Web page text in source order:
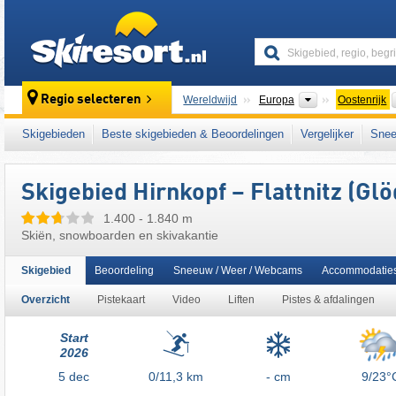
Regio selecteren Wereldwijd Europa Continenten
Oostenrijk
Dit skigebied ligt ook in: Sankt Veit an der
centrale deel van de oostelijke Alpen
Europese Unie
Skigebieden Beste skigebieden & Beoordelingen Vergelijker
Skigebied Hirnkopf – Flattnitz
1.400 - 1.840 m
Skiën, snowboarden en skivakantie
Skigebied
Overzicht Pistekaart Video Liften Pistes & afdalingen
Beoordeling Sneeuw / Weer / Webcams
Start
2026
5 dec 0/11,3 km - cm 9/